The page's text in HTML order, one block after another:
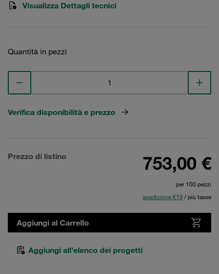
Visualizza Dettagli tecnici
Quantità in pezzi
Verifica disponibilità e prezzo
Prezzo di listino 753,00 €
per 100 pezzi
spedizione €19 / più tasse
Aggiungi al Carrello
Aggiungi all'elenco dei progetti